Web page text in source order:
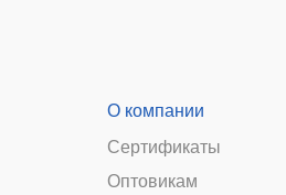
О компании
Сертификаты
Оптовикам